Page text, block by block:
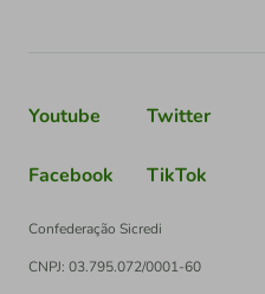
Youtube Twitter
Facebook TikTok
Confederação Sicredi
CNPJ: 03.795.072/0001-60